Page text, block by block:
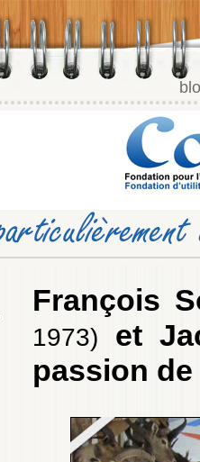
François
1973)
et
passion